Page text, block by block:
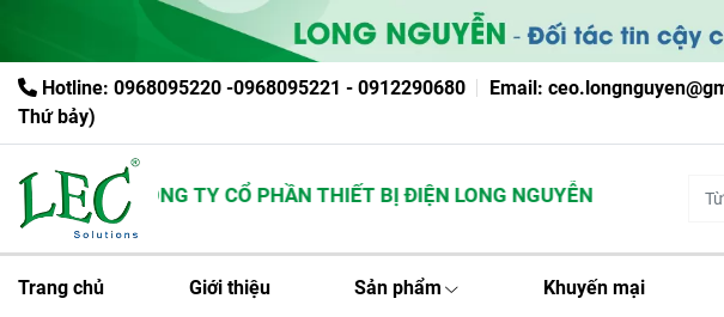
Hotline: 0968095220 -0968095221 - 0912290680 Email:
Thứ bảy)
CÔNG TY CỔ PHẦN THIẾT BỊ ĐIỆN LONG NGUYỄN
Trang chủ Giới thiệu Sản phẩm Khuyến mại